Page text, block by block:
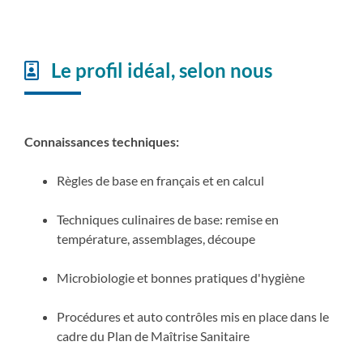
Le profil idéal, selon nous
Connaissances techniques:
Règles de base en français et en calcul
Techniques culinaires de base: remise en
température, assemblages, découpe
Microbiologie et bonnes pratiques d'hygiène
Procédures et auto contrôles mis en place dans le
cadre du Plan de Maîtrise Sanitaire